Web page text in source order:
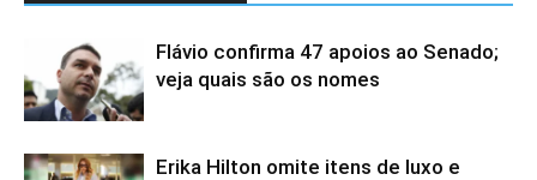
Flávio confirma 47 apoios ao Senado;
veja quais são os nomes
Erika Hilton omite itens de luxo e